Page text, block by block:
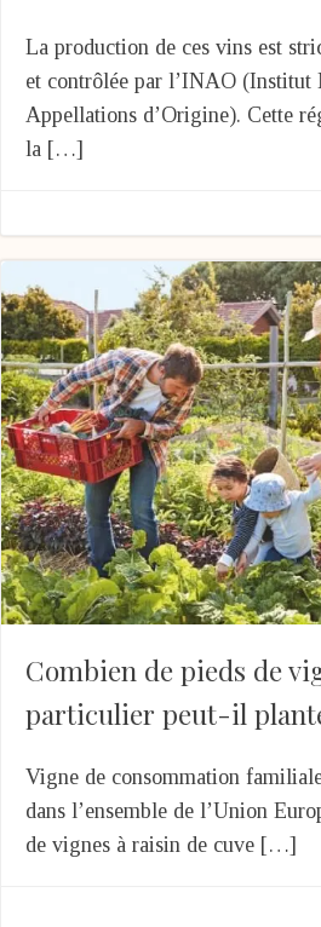
La production de ces vins est
et contrôlée par l’INAO (Institut
Appellations d’Origine). Cette
la […]
Combien de pieds de
particulier peut-il
Vigne de consommation
dans l’ensemble de l’Union
de vignes à raisin de cuve […]